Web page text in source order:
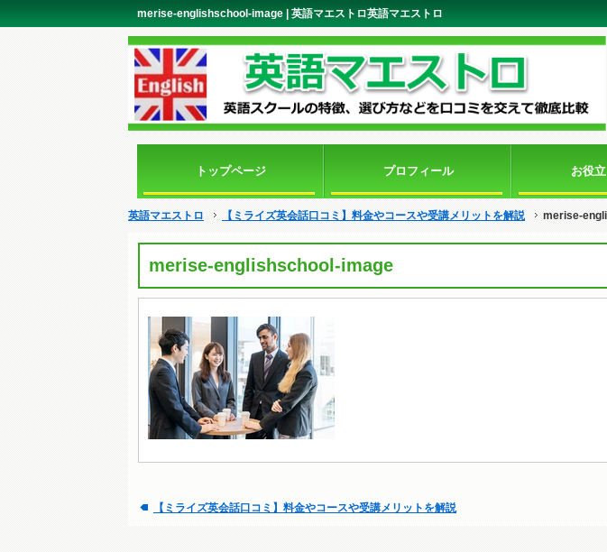
merise-englishschool-image | 英語マエストロ英語マエストロ
トップページ プロフィール お役
英語マエストロ 【ミライズ英会話口コミ】料金やコースや受講メリットを解説 merise-
merise-englishschool-image
【ミライズ英会話口コミ】料金やコースや受講メリットを解説